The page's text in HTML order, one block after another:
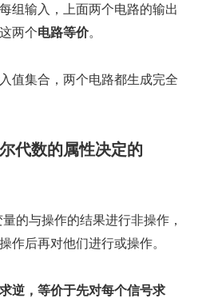
组输入，上面两个电路的输出
两个电路等价。
值集合，两个电路都生成完全
代数的属性决定的
的与操作的结果进行非操作，
作后再对他们进行或操作。
逆，等价于先对每个信号求